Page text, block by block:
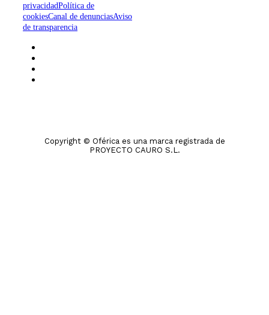
privacidadPolítica de
cookiesCanal de denunciasAviso
de transparencia
Copyright © Oférica es una marca registrada de
PROYECTO CAURO S.L.